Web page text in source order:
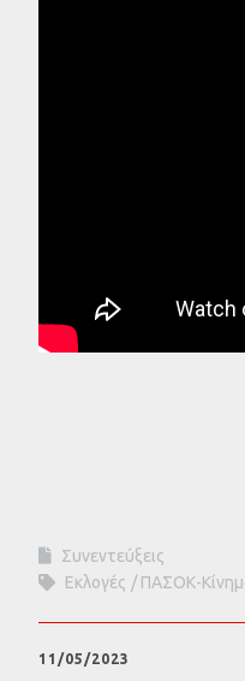
Συνεντεύξεις
Εκλογές
ΠΑΣΟΚ-
11/05/2023